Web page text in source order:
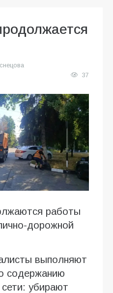
37
работы
дорожной
выполняют
содержанию
убирают